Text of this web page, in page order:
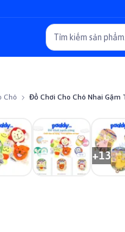
Chó Đồ Chơi Cho Chó Nhai Gặm
+13